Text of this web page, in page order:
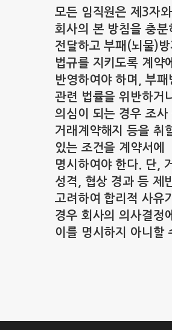
모든 임직원은 제3자와
회사의 본 방침을 충분
전달하고 부패(뇌물)방
법규를 지키도록 계약에
반영하여야 하며, 부패
관련 법률을 위반하거
의심이 되는 경우 조사
거래계약해지 등을 취
있는 조건을 계약서에
명시하여야 한다. 단,
성격, 협상 경과 등 제
고려하여 합리적 사유
경우 회사의 의사결정
이를 명시하지 아니할